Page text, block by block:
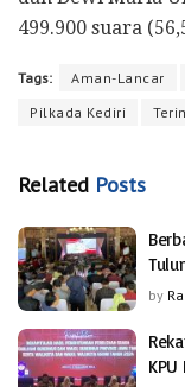
499.900 suara
Tags: Aman-Lancar
Pilkada Kediri
Related Posts
by